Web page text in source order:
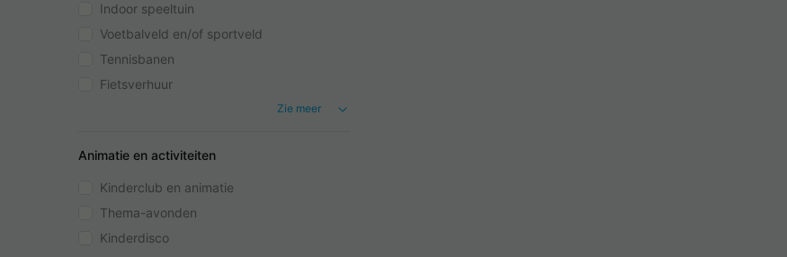
Indoor speeltuin
Voetbalveld en/of sportveld
Tennisbanen
Fietsverhuur
Zie meer
Animatie en activiteiten
Kinderclub en animatie
Thema-avonden
Kinderdisco